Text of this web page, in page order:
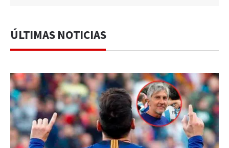
ÚLTIMAS NOTICIAS